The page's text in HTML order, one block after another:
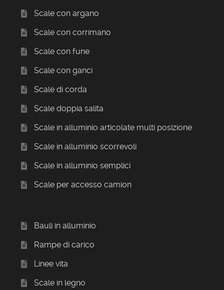
Scale con argano
Scale con corrimano
Scale con fune
Scale con ganci
Scale di corda
Scale doppia salita
Scale in alluminio articolate multi posizione
Scale in alluminio scorrevoli
Scale in alluminio semplici
Scale per accesso camion
Bauli in alluminio
Rampe di carico
Linee vita
Scale in legno